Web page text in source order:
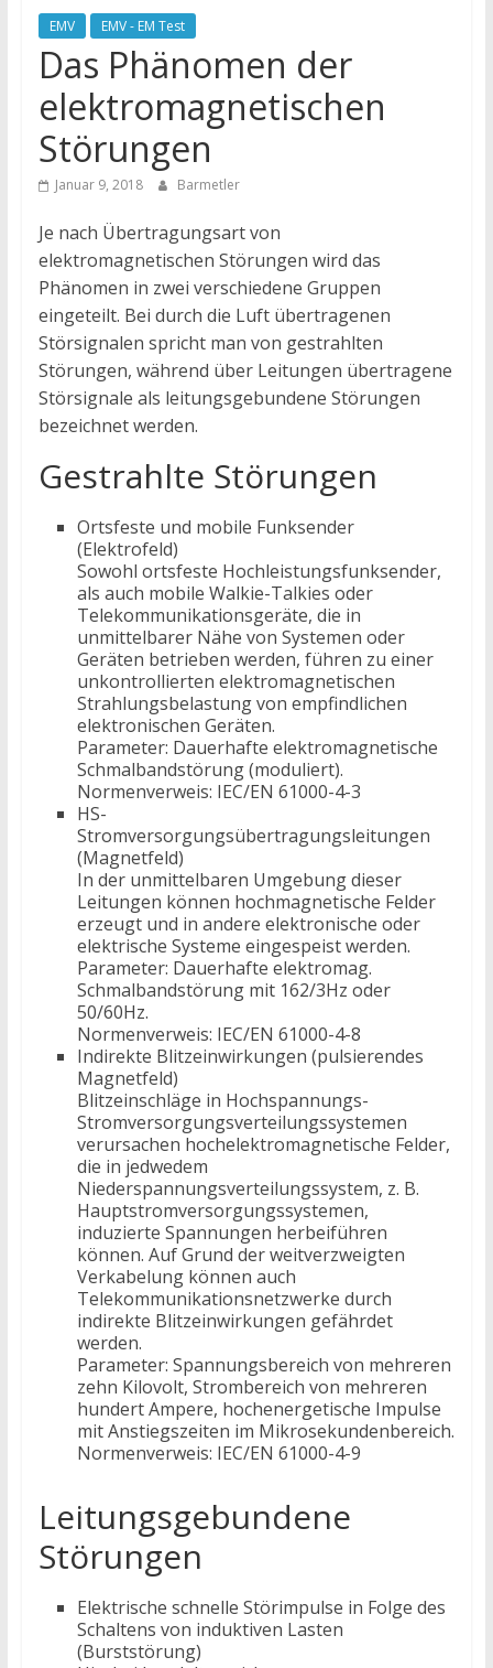
EMV EMV - EM Test
Das Phänomen der
elektromagnetischen
Störungen
Januar 9, 2018 Barmetler
Je nach Übertragungsart von
elektromagnetischen Störungen wird das
Phänomen in zwei verschiedene Gruppen
eingeteilt. Bei durch die Luft übertragenen
Störsignalen spricht man von gestrahlten
Störungen, während über Leitungen übertragene
Störsignale als leitungsgebundene Störungen
bezeichnet werden.
Gestrahlte Störungen
Ortsfeste und mobile Funksender
(Elektrofeld)
Sowohl ortsfeste Hochleistungsfunksender,
als auch mobile Walkie-Talkies oder
Telekommunikationsgeräte, die in
unmittelbarer Nähe von Systemen oder
Geräten betrieben werden, führen zu einer
unkontrollierten elektromagnetischen
Strahlungsbelastung von empfindlichen
elektronischen Geräten.
Parameter: Dauerhafte elektromagnetische
Schmalbandstörung (moduliert).
Normenverweis: IEC/EN 61000-4-3
HS-
Stromversorgungsübertragungsleitungen
(Magnetfeld)
In der unmittelbaren Umgebung dieser
Leitungen können hochmagnetische Felder
erzeugt und in andere elektronische oder
elektrische Systeme eingespeist werden.
Parameter: Dauerhafte elektromag.
Schmalbandstörung mit 162/3Hz oder
50/60Hz.
Normenverweis: IEC/EN 61000-4-8
Indirekte Blitzeinwirkungen (pulsierendes
Magnetfeld)
Blitzeinschläge in Hochspannungs-
Stromversorgungsverteilungssystemen
verursachen hochelektromagnetische Felder,
die in jedwedem
Niederspannungsverteilungssystem, z. B.
Hauptstromversorgungssystemen,
induzierte Spannungen herbeiführen
können. Auf Grund der weitverzweigten
Verkabelung können auch
Telekommunikationsnetzwerke durch
indirekte Blitzeinwirkungen gefährdet
werden.
Parameter: Spannungsbereich von mehreren
zehn Kilovolt, Strombereich von mehreren
hundert Ampere, hochenergetische Impulse
mit Anstiegszeiten im Mikrosekundenbereich.
Normenverweis: IEC/EN 61000-4-9
Leitungsgebundene
Störungen
Elektrische schnelle Störimpulse in Folge des
Schaltens von induktiven Lasten
(Burststörung)